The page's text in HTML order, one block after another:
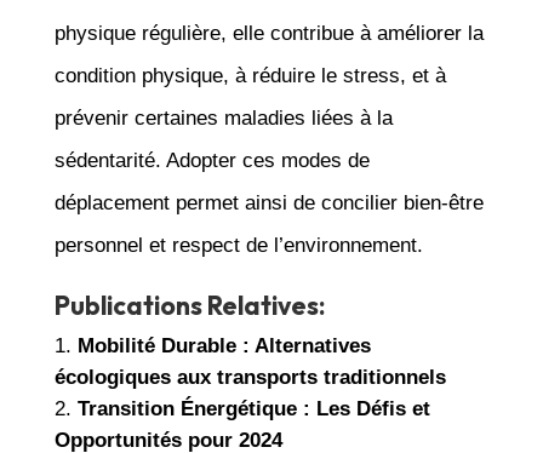
physique régulière, elle contribue à améliorer la
condition physique, à réduire le stress, et à
prévenir certaines maladies liées à la
sédentarité. Adopter ces modes de
déplacement permet ainsi de concilier bien-être
personnel et respect de l’environnement.
Publications Relatives:
Mobilité Durable : Alternatives
écologiques aux transports traditionnels
Transition Énergétique : Les Défis et
Opportunités pour 2024